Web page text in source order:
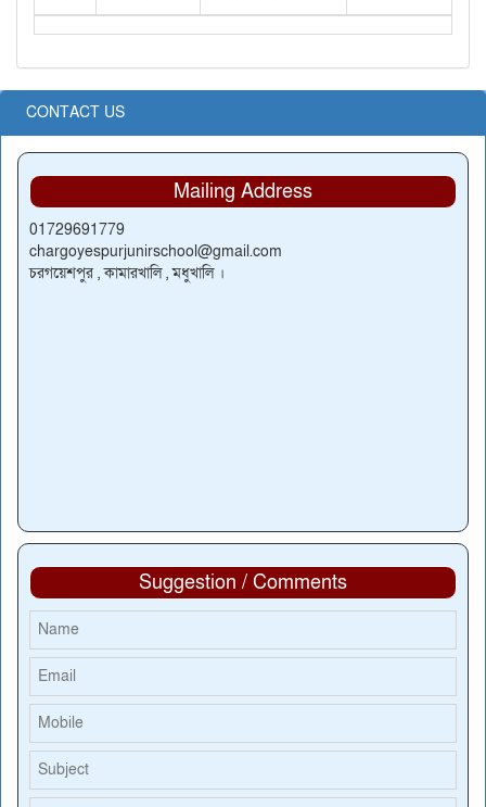
CONTACT US
Mailing Address
01729691779
chargoyespurjunirschool@gmail.com
চরগয়েশপুর , কামারখালি , মধুখালি ।
Suggestion / Comments